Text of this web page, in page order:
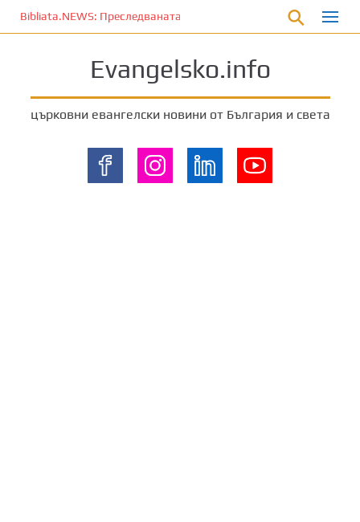
Bibliata.NEWS: Преследваната църква [9 август 2026]
Evangelsko.info
църковни евангелски новини от България и света